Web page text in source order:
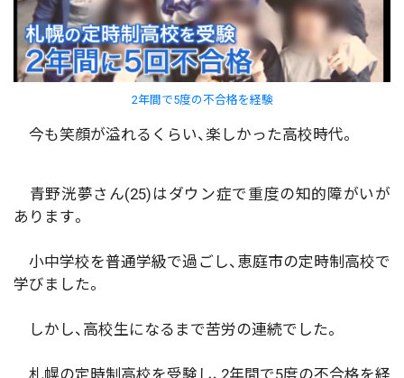
2年間で5度の不合格を経験
今も笑顔が溢れるくらい、楽しかった高校時代。
青野洸夢さん(25)はダウン症で重度の知的障がいが
あります。
小中学校を普通学級で過ごし、恵庭市の定時制高校で
学びました。
しかし、高校生になるまで苦労の連続でした。